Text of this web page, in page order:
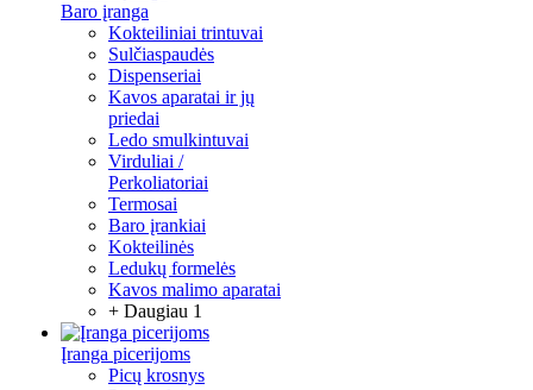
Baro įranga
Kokteiliniai trintuvai
Sulčiaspaudės
Dispenseriai
Kavos aparatai ir jų
priedai
Ledo smulkintuvai
Virduliai /
Perkoliatoriai
Termosai
Baro įrankiai
Kokteilinės
Ledukų formelės
Kavos malimo aparatai
+ Daugiau 1
Įranga picerijoms
Picų krosnys